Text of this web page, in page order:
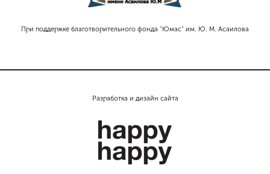
При поддержке благотворительного фонда "Юмас" им. Ю. М. Асаилова
Разработка и дизайн сайта